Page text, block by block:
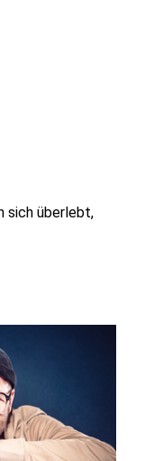
sich überlebt,